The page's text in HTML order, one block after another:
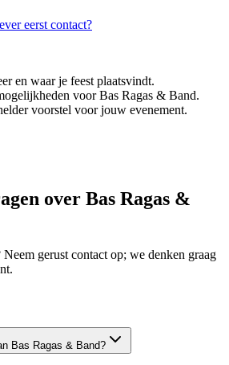
eerst contact?
en waar je feest plaatsvindt.
voor Bas Ragas & Band.
voorstel voor jouw evenement.
over Bas Ragas &
gerust contact op; we denken graag
Bas Ragas & Band?